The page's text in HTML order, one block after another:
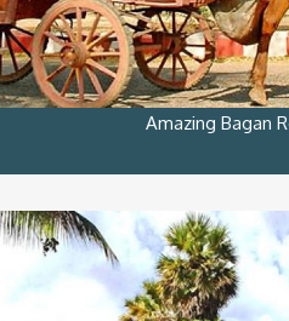
Amazing Bagan